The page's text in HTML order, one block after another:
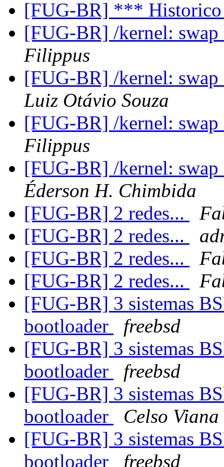
[FUG-BR] ***
[FUG-BR] /kernel:
Filippus
[FUG-BR] /kernel:
Luiz Otávio Souza
[FUG-BR] /kernel:
Filippus
[FUG-BR] /kernel:
Éderson H. Chimbida
[FUG-BR] 2 redes...
[FUG-BR] 2 redes...
[FUG-BR] 2 redes...
[FUG-BR] 2 redes...
[FUG-BR] 3 sistemas
bootloader
freebsd
[FUG-BR] 3 sistemas
bootloader
freebsd
[FUG-BR] 3 sistemas
bootloader
Celso Viana
[FUG-BR] 3 sistemas
bootloader
freebsd